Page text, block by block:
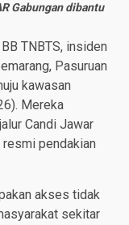
Gabungan dibantu
TNBTS, insiden
Pasuruan
kawasan
Mereka
Candi Jawar
resmi pendakian
akses tidak
sekitar